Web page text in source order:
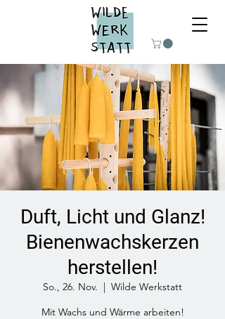
Duft, Licht und Glanz!
Bienenwachskerzen
herstellen!
So., 26. Nov.
  |
Wilde Werkstatt
Mit Wachs und Wärme arbeiten!